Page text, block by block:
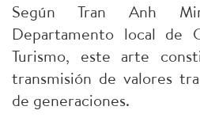
Según Tran Anh
Departamento local de
Turismo, este arte
transmisión de valores
de generaciones.